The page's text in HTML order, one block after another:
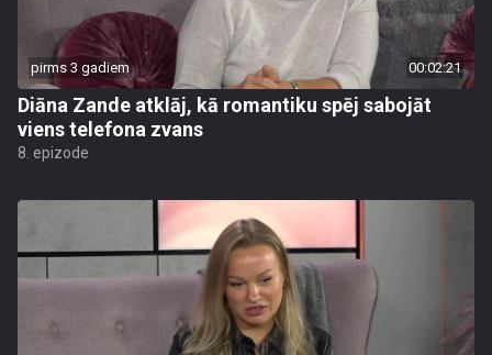
pirms 3 gadiem 00:02:21
Diāna Zande atklāj, kā romantiku spēj sabojāt
viens telefona zvans
8. epizode